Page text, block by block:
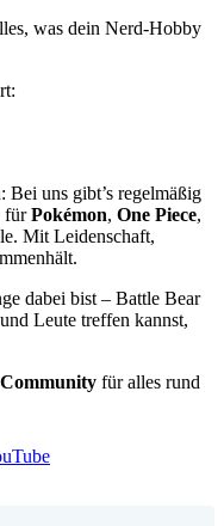
was dein Nerd-Hobby
uns gibt’s regelmäßig
fürPokémon, One Piece,
Mit Leidenschaft,
dabei bist – Battle Bear
Leute treffen kannst,
Community für alles rund